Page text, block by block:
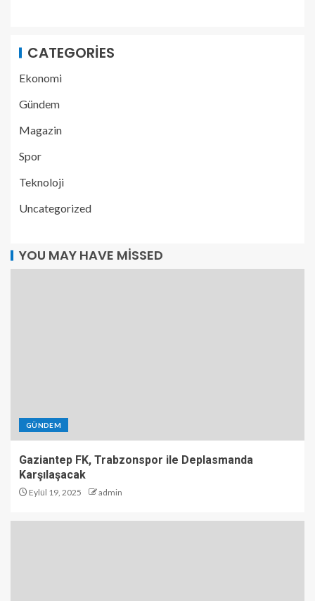
CATEGORIES
Ekonomi
Gündem
Magazin
Spor
Teknoloji
Uncategorized
YOU MAY HAVE MISSED
GÜNDEM
Gaziantep FK, Trabzonspor ile Deplasmanda
Karşılaşacak
Eylül 19, 2025 admin